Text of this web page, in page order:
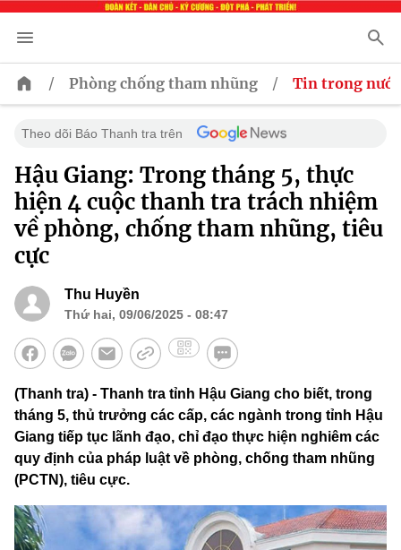
/ Phòng chống tham nhũng / Tin trong nước
Theo dõi Báo Thanh tra trên
Hậu Giang: Trong tháng 5, thực
hiện 4 cuộc thanh tra trách nhiệm
về phòng, chống tham nhũng, tiêu
cực
Thu Huyền
Thứ hai, 09/06/2025 - 08:47
(Thanh tra) - Thanh tra tỉnh Hậu Giang cho biết, trong
tháng 5, thủ trưởng các cấp, các ngành trong tỉnh Hậu
Giang tiếp tục lãnh đạo, chỉ đạo thực hiện nghiêm các
quy định của pháp luật về phòng, chống tham nhũng
(PCTN), tiêu cực.